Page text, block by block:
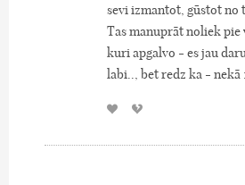
sevi izmantot, gūstot no
Tas manuprāt noliek pie
kuri apgalvo - es jau
labi.., bet redz ka -